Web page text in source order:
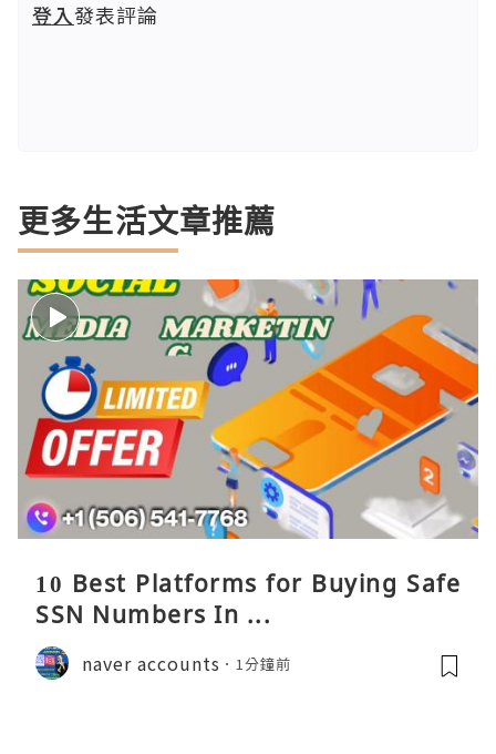
登入發表評論
更多生活文章推薦
10 Best Platforms for Buying Safe
SSN Numbers In ...
naver accounts 1分鐘前